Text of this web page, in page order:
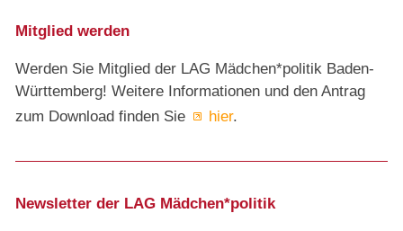
Mitglied werden
Werden Sie Mitglied der LAG Mädchen*politik Baden-
Württemberg! Weitere Informationen und den Antrag
zum Download finden Sie
hier.
Newsletter der LAG Mädchen*politik